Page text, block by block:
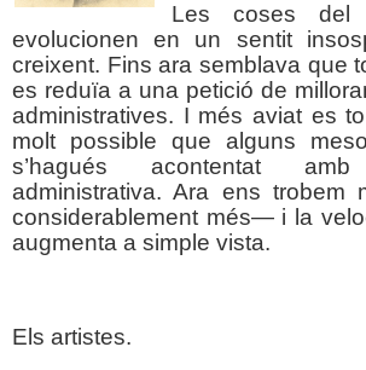
Les coses del
evolucionen en un sentit
creixent. Fins ara semblava que
es reduïa a una petició de
administratives. I més aviat es
molt possible que alguns
s’hagués acontentat
administrativa. Ara ens
considerablement més— i la
augmenta a simple vista.
Els artistes.